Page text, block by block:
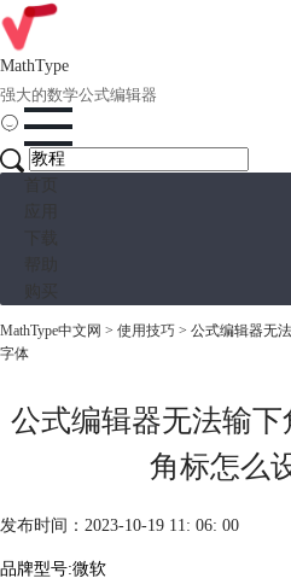
MathType
强大的数学公式编辑器
MathType中文网 > 使用技巧 > 公式编辑器无
字体
公式编辑器无法输
角标怎么
发布时间：2023-10-19 11: 06: 00
品牌型号:微软